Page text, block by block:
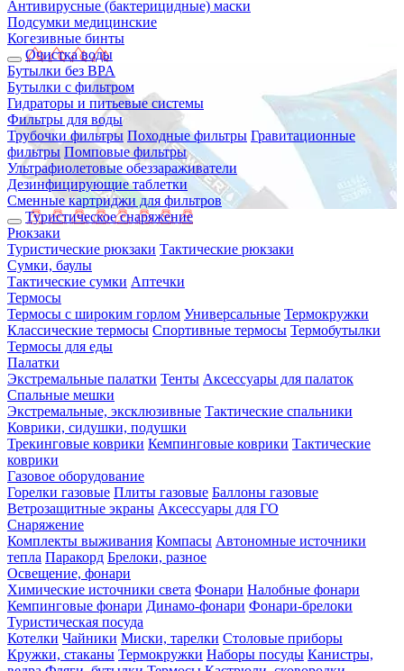
Антивирусные (бактерицидные) маски
Подсумки медицинские
Когезивные бинты
Очистка воды
Бутылки без BPA
Бутылки с фильтром
Гидраторы и питьевые системы
Фильтры для воды
Трубочки фильтры Походные фильтры Гравитационные
фильтры Помповые фильтры
Ультрафиолетовые обеззараживатели
Дезинфицирующие таблетки
Сменные картриджи для фильтров
Туристическое снаряжение
Рюкзаки
Туристические рюкзаки Тактические рюкзаки
Сумки, баулы
Тактические сумки Аптечки
Термосы
Термосы с широким горлом Универсальные Термокружки
Классические термосы Спортивные термосы Термобутылки
Термосы для еды
Палатки
Экстремальные палатки Тенты Аксессуары для палаток
Спальные мешки
Экстремальные, эксклюзивные Тактические спальники
Коврики, сидушки, подушки
Трекинговые коврики Кемпинговые коврики Тактические
коврики
Газовое оборудование
Горелки газовые Плиты газовые Баллоны газовые
Ветрозащитные экраны Аксессуары для ГО
Снаряжение
Комплекты выживания Компасы Автономные источники
тепла Паракорд Брелоки, разное
Освещение, фонари
Химические источники света Фонари Налобные фонари
Кемпинговые фонари Динамо-фонари Фонари-брелоки
Туристическая посуда
Котелки Чайники Миски, тарелки Столовые приборы
Кружки, стаканы Термокружки Наборы посуды Канистры,